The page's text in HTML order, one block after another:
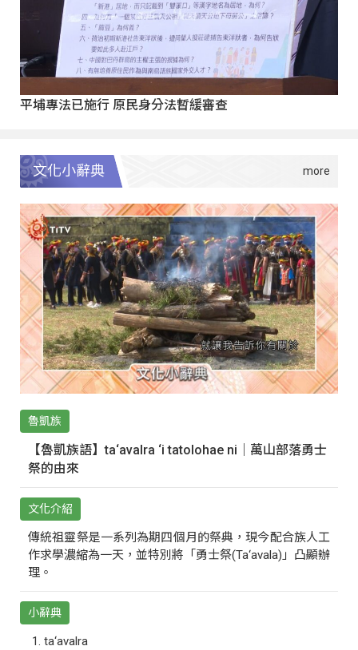
平埔專法已施行 原民身分法暫緩審查
文化小辭典
魯凱族
【魯凱族語】ta‘avalra ‘i tatolohae ni｜萬山部落勇士
祭的由來
文化介紹
傳統祖靈祭是一系列為期四個月的祭典，現今配合族人工
作求學濃縮為一天，並特別將「勇士祭(Ta‘avala)」凸顯辦
理。
小辭典
ta‘avalra